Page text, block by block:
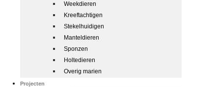
Weekdieren
Kreeftachtigen
Stekelhuidigen
Manteldieren
Sponzen
Holtedieren
Overig marien
Projecten